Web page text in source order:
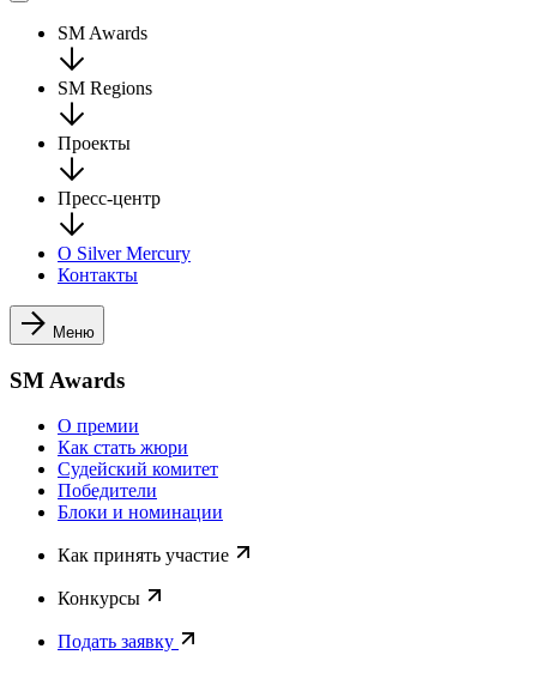
SM Awards
SM Regions
Проекты
Пресс-центр
О Silver Mercury
Контакты
Меню
SM Awards
О премии
Как стать жюри
Судейский комитет
Победители
Блоки и номинации
Как принять участие
Конкурсы
Подать заявку